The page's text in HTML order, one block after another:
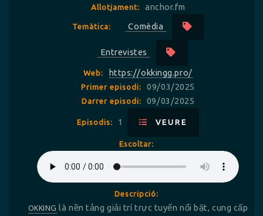
Allotjament: anchor.fm
Temàtica: Comèdia
Entrevistes
Web: https://okkingg.pro/
Primer episodi: 09/03/2025
Darrer episodi: 09/03/2025
Episodis: 1 VEURE
Escoltar:
Descripció:
OKKING là nền tảng giải trí trực tuyến nổi bật, cung cấp